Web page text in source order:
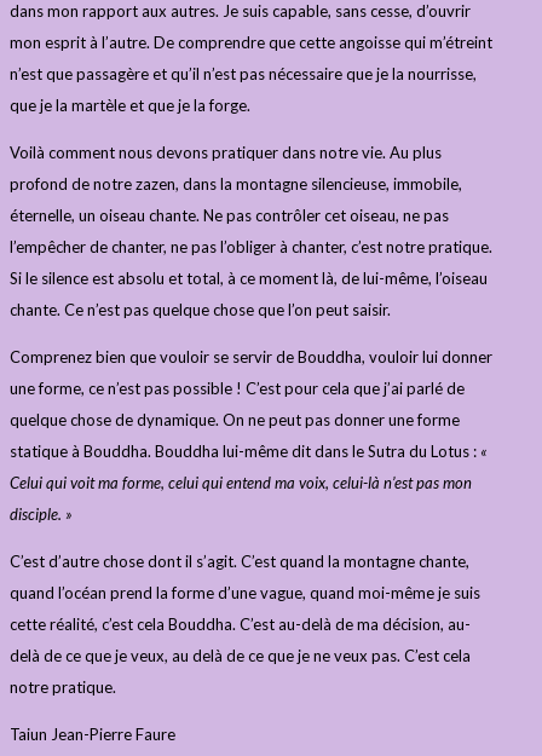
dans mon rapport aux autres. Je suis capable, sans cesse, d’ouvrir
mon esprit à l’autre. De comprendre que cette angoisse qui m’étreint
n’est que passagère et qu’il n’est pas nécessaire que je la nourrisse,
que je la martèle et que je la forge.
Voilà comment nous devons pratiquer dans notre vie. Au plus
profond de notre zazen, dans la montagne silencieuse, immobile,
éternelle, un oiseau chante. Ne pas contrôler cet oiseau, ne pas
l’empêcher de chanter, ne pas l’obliger à chanter, c’est notre pratique.
Si le silence est absolu et total, à ce moment là, de lui-même, l’oiseau
chante. Ce n’est pas quelque chose que l’on peut saisir.
Comprenez bien que vouloir se servir de Bouddha, vouloir lui donner
une forme, ce n’est pas possible ! C’est pour cela que j’ai parlé de
quelque chose de dynamique. On ne peut pas donner une forme
statique à Bouddha. Bouddha lui-même dit dans le Sutra du Lotus : «
Celui qui voit ma forme, celui qui entend ma voix, celui-là n’est pas mon
disciple. »
C’est d’autre chose dont il s’agit. C’est quand la montagne chante,
quand l’océan prend la forme d’une vague, quand moi-même je suis
cette réalité, c’est cela Bouddha. C’est au-delà de ma décision, au-
delà de ce que je veux, au delà de ce que je ne veux pas. C’est cela
notre pratique.
Taiun Jean-Pierre Faure